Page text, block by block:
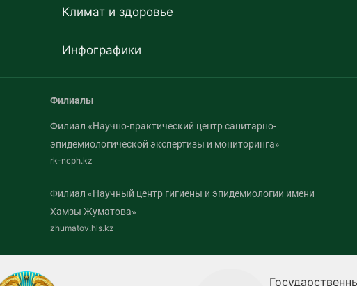
Климат и здоровье
Инфографики
Филиалы
Филиал «Научно-практический центр санитарно-
эпидемиологической экспертизы и мониторинга»
rk-ncph.kz
Филиал «Научный центр гигиены и эпидемиологии имени
Хамзы Жуматова»
zhumatov.hls.kz
Государственные